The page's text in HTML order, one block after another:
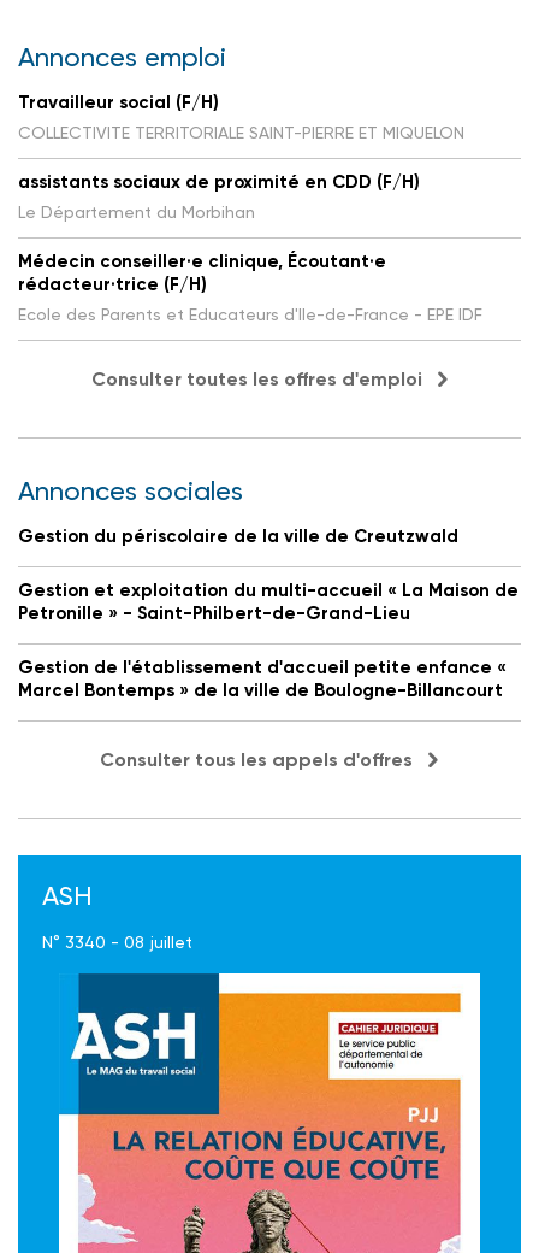
Annonces emploi
Travailleur social (F/H)
COLLECTIVITE TERRITORIALE SAINT-PIERRE ET MIQUELON
assistants sociaux de proximité en CDD (F/H)
Le Département du Morbihan
Médecin conseiller·e clinique, Écoutant·e
rédacteur·trice (F/H)
Ecole des Parents et Educateurs d'Ile-de-France - EPE IDF
Consulter toutes les offres d'emploi
Annonces sociales
Gestion du périscolaire de la ville de Creutzwald
Gestion et exploitation du multi-accueil « La Maison de
Petronille » - Saint-Philbert-de-Grand-Lieu
Gestion de l'établissement d'accueil petite enfance «
Marcel Bontemps » de la ville de Boulogne-Billancourt
Consulter tous les appels d'offres
ASH
N° 3340 - 08 juillet